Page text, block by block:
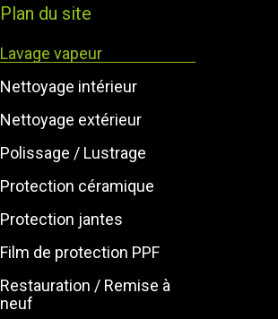
Plan du site
Lavage vapeur
Nettoyage intérieur
Nettoyage extérieur
Polissage / Lustrage
Protection céramique
Protection jantes
Film de protection PPF
Restauration / Remise à
neuf